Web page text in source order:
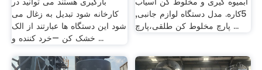
کارخانه شود تبدیل به زغال می
شود این دستگاه ها عبارتند از الک
خشک کن –خرد کننده و ...
5کاره. مدل دستگاه لوازم جانبی,
پارچ مخلوط کن طلقی،پارچ ...